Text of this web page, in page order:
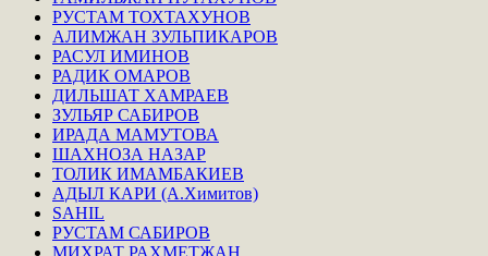
РУСТАМ ТОХТАХУНОВ
АЛИМЖАН ЗУЛЬПИКАРОВ
РАСУЛ ИМИНОВ
РАДИК ОМАРОВ
ДИЛЬШАТ ХАМРАЕВ
ЗУЛЬЯР САБИРОВ
ИРАДА МАМУТОВА
ШАХНОЗА НАЗАР
ТОЛИК ИМАМБАКИЕВ
АДЫЛ КАРИ (А.Химитов)
SAHIL
РУСТАМ САБИРОВ